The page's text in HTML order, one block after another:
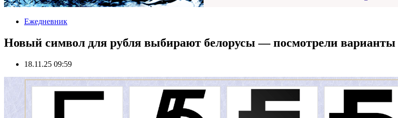
Ежедневник
Новый символ для рубля выбирают белорусы — посмотрели варианты
18.11.25 09:59